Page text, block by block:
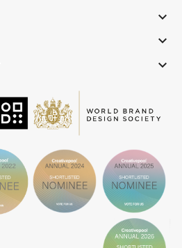
keyboard_arrow_down
keyboard_arrow_down
keyboard_arrow_down